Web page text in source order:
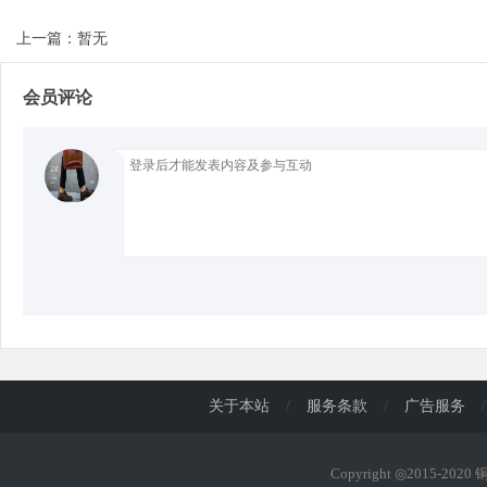
上一篇：暂无
会员评论
关于本站 / 服务条款 / 广告服务 /
Copyright ◎2015-2020